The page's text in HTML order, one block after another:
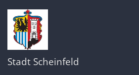
Stadt Scheinfeld